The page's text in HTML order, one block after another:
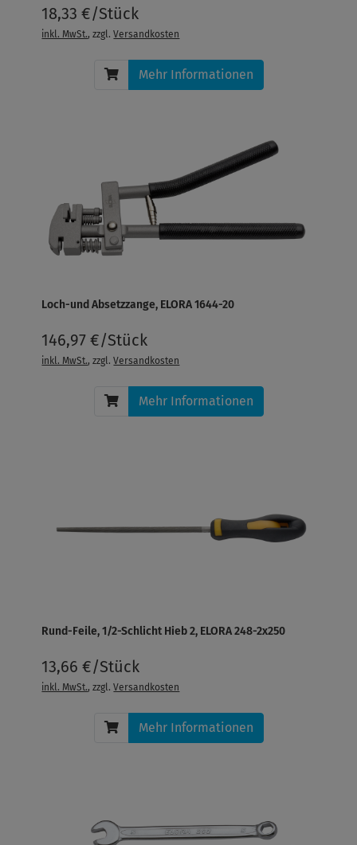
18,33 €/Stück
inkl. MwSt., zzgl.Versandkosten
Mehr Informationen
Loch-und Absetzzange, ELORA 1644-20
146,97 €/Stück
inkl. MwSt., zzgl.Versandkosten
Mehr Informationen
Rund-Feile, 1/2-Schlicht Hieb 2, ELORA 248-2x250
13,66 €/Stück
inkl. MwSt., zzgl.Versandkosten
Mehr Informationen